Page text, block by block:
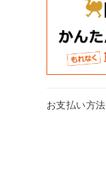
お支払い方法